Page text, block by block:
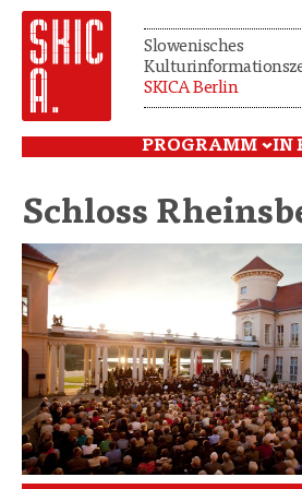
Slowenisches
SKICA Berlin
PROGRAMM IN
Schloss